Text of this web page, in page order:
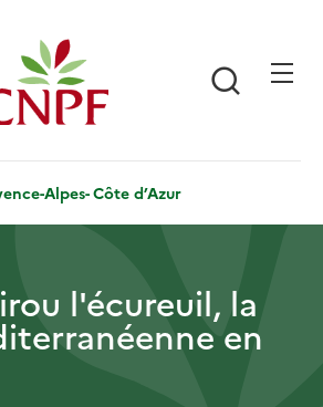
Alpes- Côte d’Azur
l'écureuil, la
en